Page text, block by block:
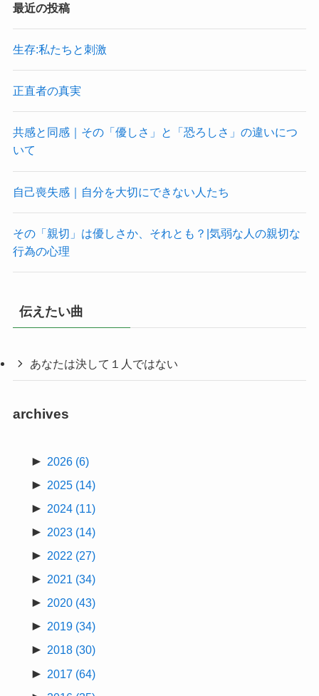
最近の投稿
生存:私たちと刺激
正直者の真実
共感と同感｜その「優しさ」と「恐ろしさ」の違いにつ
いて
自己喪失感｜自分を大切にできない人たち
その「親切」は優しさか、それとも？|気弱な人の親切な
行為の心理
伝えたい曲
あなたは決して１人ではない
archives
► 2026 (6)
► 2025 (14)
► 2024 (11)
► 2023 (14)
► 2022 (27)
► 2021 (34)
► 2020 (43)
► 2019 (34)
► 2018 (30)
► 2017 (64)